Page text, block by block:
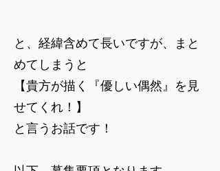
と、経緯含めて長いですが、まと
めてしまうと
【貴方が描く『優しい偶然』を見
せてくれ！】
と言うお話です！